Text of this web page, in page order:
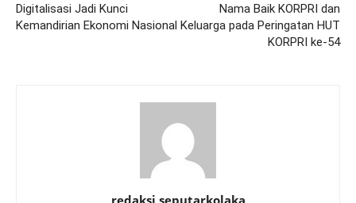
Digitalisasi Jadi Kunci
Kemandirian Ekonomi Nasional
Nama Baik KORPRI dan
Keluarga pada Peringatan HUT
KORPRI ke-54
redaksi seputarkolaka